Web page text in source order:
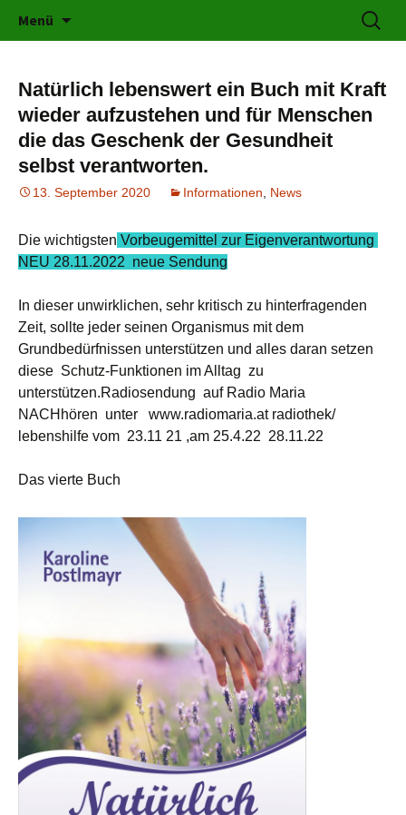
karolines-kraeuterschatz.at
Kräuter für jeden Bereich
Menü
Suchen
nach:
Natürlich lebenswert ein Buch mit Kraft
wieder aufzustehen und für Menschen
die das Geschenk der Gesundheit
selbst verantworten.
13. September 2020 Informationen News
Die wichtigsten Vorbeugemittel zur Eigenverantwortung
NEU 28.11.2022 neue Sendung
In dieser unwirklichen, sehr kritisch zu hinterfragenden
Zeit, sollte jeder seinen Organismus mit dem
Grundbedürfnissen unterstützen und alles daran setzen
diese Schutz-Funktionen im Alltag zu
unterstützen.Radiosendung auf Radio Maria
NACHhören unter www.radiomaria.at radiothek/
lebenshilfe vom 23.11 21 ,am 25.4.22 28.11.22
Das vierte Buch